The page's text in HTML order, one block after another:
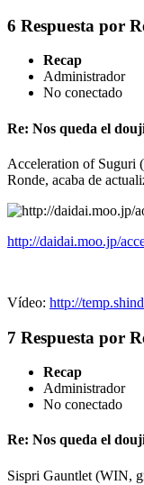
6 Respuesta por
Recap
Administrador
No conectado
Re: Nos queda el
Acceleration of Suguri
Ronde, acaba de
http://daidai.moo.jp/
Vídeo: http://
7 Respuesta por
Recap
Administrador
No conectado
Re: Nos queda el
Sispri Gauntlet (WIN,